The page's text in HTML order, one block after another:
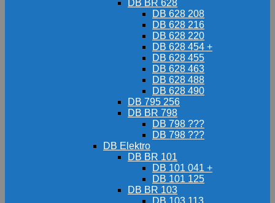
DB BR 628
DB 628 208
DB 628 216
DB 628 220
DB 628 454 +
DB 628 455
DB 628 463
DB 628 488
DB 628 490
DB 795 256
DB BR 798
DB 798 ???
DB 798 ???
DB Elektro
DB BR 101
DB 101 041 +
DB 101 125
DB BR 103
DB 103 113